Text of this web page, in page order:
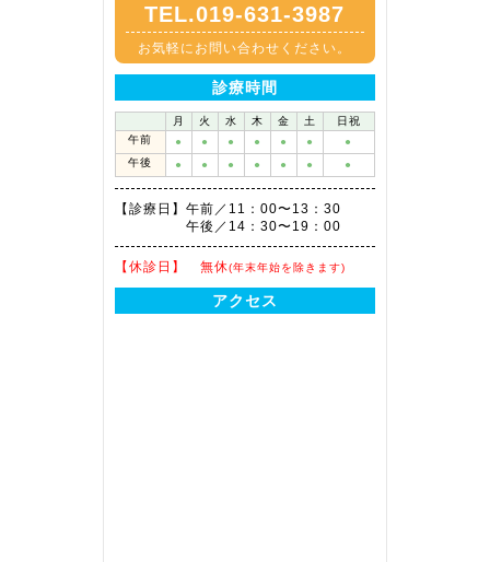
TEL.019-631-3987
お気軽にお問い合わせください。
診療時間
月 火 水 木 金 土
日祝
午前
● ● ● ● ● ●
●
午後
● ● ● ● ● ● ●
【診療日】 午前／11：00〜13：30
午後／14：30〜19：00
【休診日】 無休(年末年始を除きます)
アクセス